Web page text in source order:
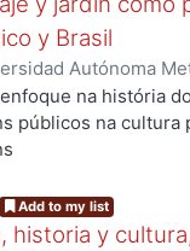
y Brasil
Autónoma
Silva, Aline;
;Sá Carneiro Ribeiro,
Cázares, María Teresa
Karla María
na história
públicos na cultura
parte do
e as
Add to my list
historia y